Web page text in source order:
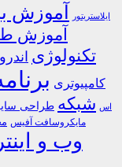
ایلاستریتور آموزش
آموزش
تکنولوژی
کامپیوتری
اس شبکه طراحی
مایکروسافت آفیس
وب و